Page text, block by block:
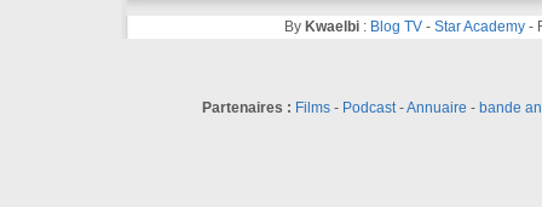
By Kwaelbi: Blog TV- Star Academy-
Partenaires : Films- Podcast-Annuaire - bande